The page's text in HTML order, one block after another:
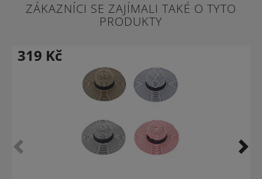
ZÁKAZNÍCI SE ZAJÍMALI TAKÉ O TYTO
PRODUKTY
319 Kč